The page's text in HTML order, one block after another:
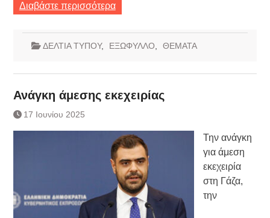
Διαβάστε περισσότερα
ΔΕΛΤΙΑ ΤΥΠΟΥ, ΕΞΩΦΥΛΛΟ ΘΕΜΑΤΑ
Ανάγκη άμεσης εκεχειρίας
17 Ιουνίου 2025
Την ανάγκη
για άμεση
εκεχειρία
στη Γάζα,
την